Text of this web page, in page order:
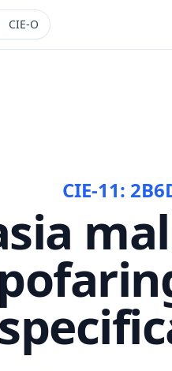
CIE-O
CIE-11: